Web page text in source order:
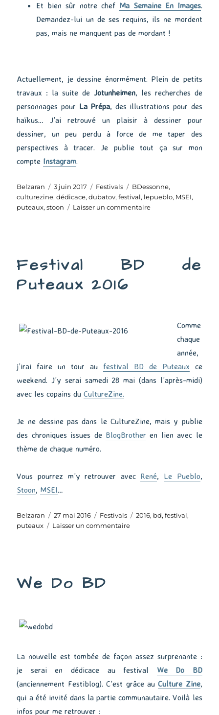
Et bien sûr notre chef Ma Semaine En Images.
Demandez-lui un de ses requins, ils ne mordent
pas, mais ne manquent pas de mordant !
Actuellement, je dessine énormément. Plein de petits
travaux : la suite de Jotunheimen, les recherches de
personnages pour La Prépa, des illustrations pour des
haïkus… J’ai retrouvé un plaisir à dessiner pour
dessiner, un peu perdu à force de me taper des
perspectives à tracer. Je publie tout ça sur mon
compte Instagram.
Auteur
Belzaran
Publié
le
3 juin 2017 Catégories
Festivals Étiquettes
BDessonne,
culturezine,dédicace,dubatov,festival, lepueblo, MSEI,
puteaux,stoon Laisser un commentairesur
Festival BD de
Puteaux 2016
Comme
chaque
année,
j’irai faire un tour au festival BD de Puteaux ce
weekend. J’y serai samedi 28 mai (dans l’après-midi)
avec les copains duCultureZine.
Je ne dessine pas dans le CultureZine, mais y publie
des chroniques issues de BlogBrother en lien avec le
thème de chaque numéro.
Vous pourrez m’y retrouver avec René, Le Pueblo,
Stoon, MSEI…
Auteur
Belzaran
Publié
le
27 mai 2016 Catégories
Festivals Étiquettes
2016, bd,festival,
puteaux
Laisser un commentairesur
We Do BD
La nouvelle est tombée de façon assez surprenante :
je serai en dédicace au festival We Do BD
(anciennement Festiblog). C’est grâce auCulture Zine,
qui a été invité dans la partie communautaire. Voilà les
infos pour me retrouver :